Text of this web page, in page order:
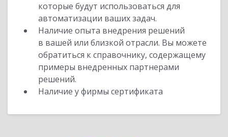
которые будут использоваться для
автоматизации ваших задач.
Наличие опыта внедрения решений
в вашей или близкой отрасли. Вы можете
обратиться к справочнику, содержащему
примеры внедренных партнерами
решений.
Наличие у фирмы сертификата